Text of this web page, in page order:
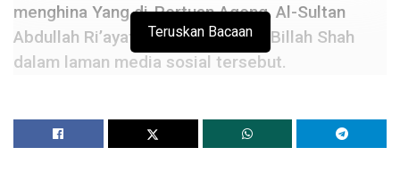
menghina Yang di-Pertuan Agong, Al-Sultan
Abdullah Ri’ayatuddin Al-Mustafa Billah Shah
dalam laman media sosial tersebut.
pejabat Polis Daerah (IPD) Kuantan.
Teruskan Bacaan